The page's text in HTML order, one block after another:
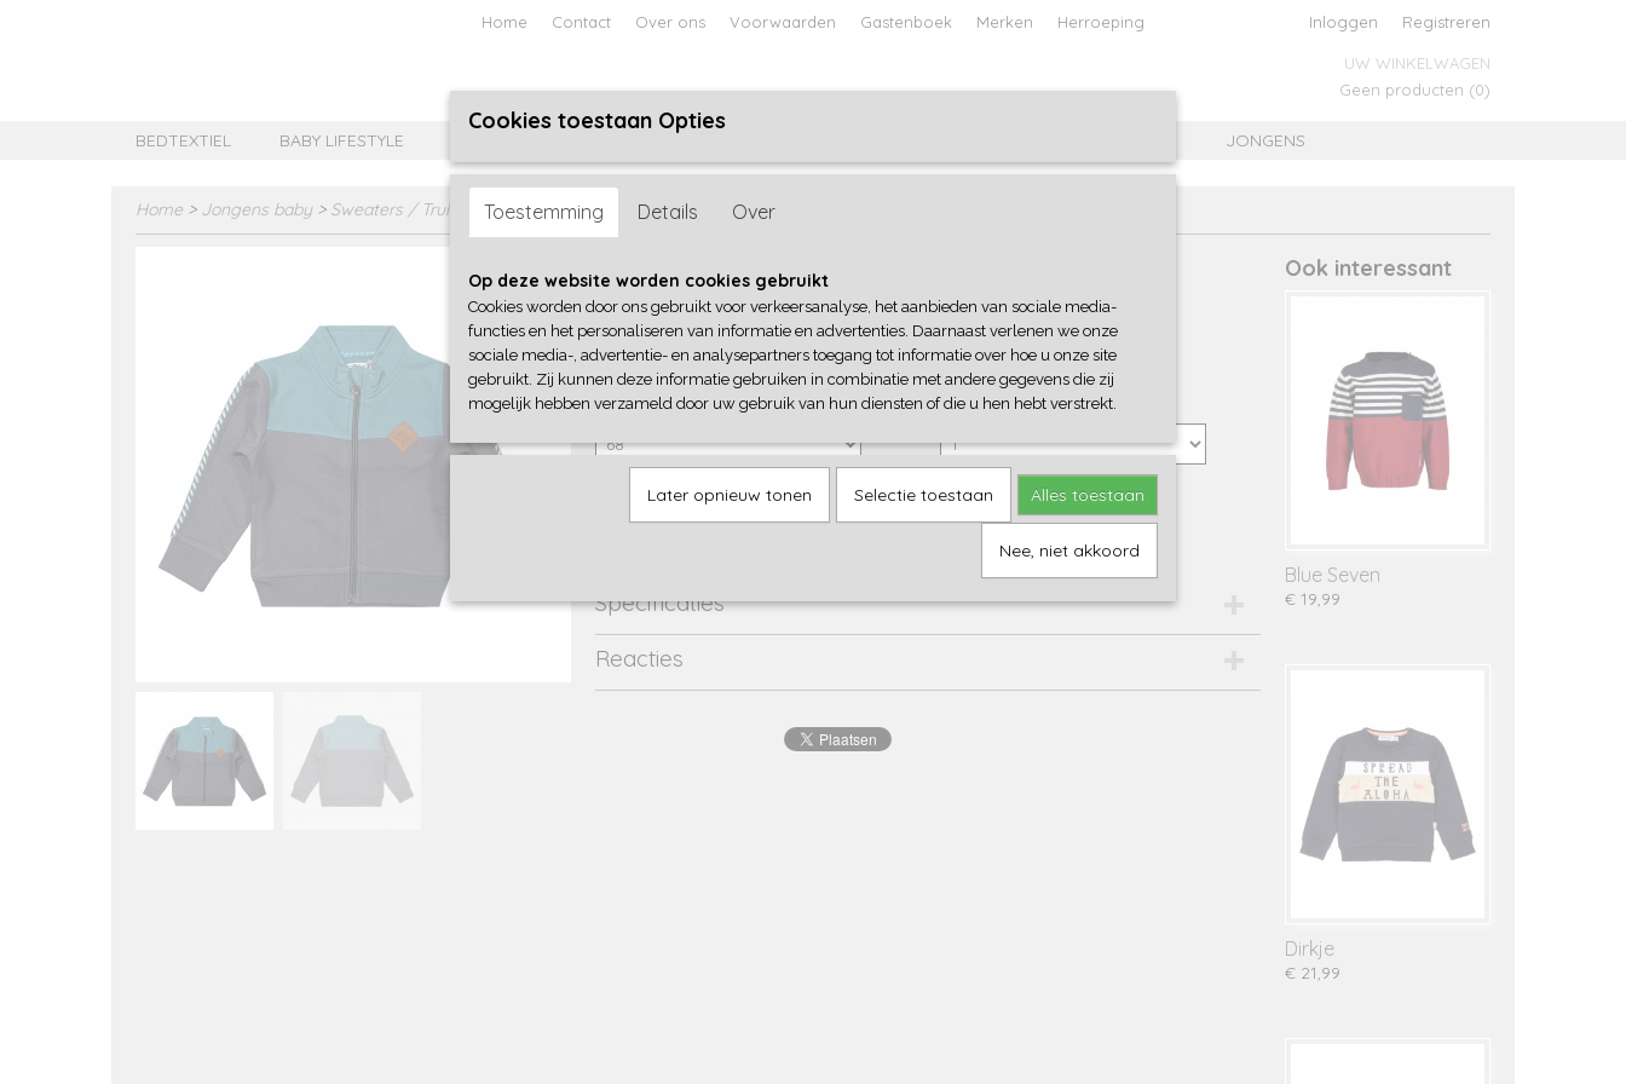
Home Contact Over ons Voorwaarden Gastenboek Merken Herroeping Inloggen Registreren
UW WINKELWAGEN
Geen producten (0)
BEDTEXTIEL BABY LIFESTYLE JONGENS BABY JONGENS
Home > Jongens baby> Sweaters / Truien / Vesten>Dirkje
Dirkje
€ 23,99 € 14,39 (inclusief btw 21%)
✓Op voorraad
Dirkje-1 Aantal
IN WINKELWAGEN
Specificaties
EAN code
Productcode leverancier
40474
Reacties
Ook interessant
Blue Seven
€ 19,99
Dirkje
€ 21,99
Cookies toestaan Opties
Toestemming Details Over
Op deze website worden cookies gebruikt
Cookies worden door ons gebruikt voor verkeersanalyse, het aanbieden van sociale media-
functies en het personaliseren van informatie en advertenties. Daarnaast verlenen we onze
sociale media-, advertentie- en analysepartners toegang tot informatie over hoe u onze site
gebruikt. Zij kunnen deze informatie gebruiken in combinatie met andere gegevens die zij
mogelijk hebben verzameld door uw gebruik van hun diensten of die u hen hebt verstrekt.
Later opnieuw tonen Selectie toestaan Alles toestaan
Nee, niet akkoord